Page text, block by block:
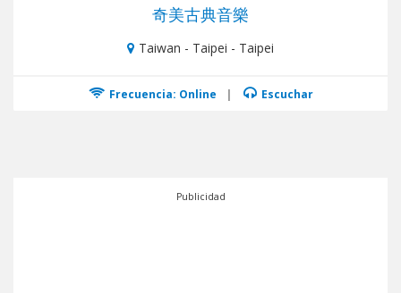
奇美古典音樂
Taiwan - Taipei - Taipei
Frecuencia: Online | Escuchar
Publicidad